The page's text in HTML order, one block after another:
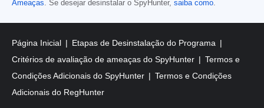
Ameaças. Se desejar desinstalar o SpyHunter, saiba como.
Página Inicial
Etapas de Desinstalação do Programa
Critérios de avaliação de ameaças do SpyHunter
Termos e
Condições Adicionais do SpyHunter
Termos e Condições
Adicionais do RegHunter